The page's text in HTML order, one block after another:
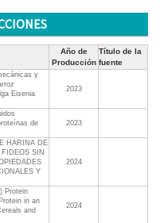
Año de
Producción
Título de la
fuente
y
Eisenia
2023
de
2023
HARINA DE
SIN
Y
2024
Protein
in an
and
2024